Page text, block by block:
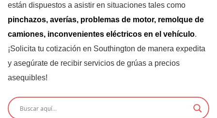
están dispuestos a asistir en situaciones tales como
pinchazos, averías, problemas de motor, remolque de
camiones, inconvenientes eléctricos en el vehículo.
¡Solicita tu cotización en Southington de manera expedita
y asegúrate de recibir servicios de grúas a precios
asequibles!